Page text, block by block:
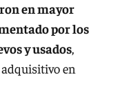
en mayor
por los
y usados,
en